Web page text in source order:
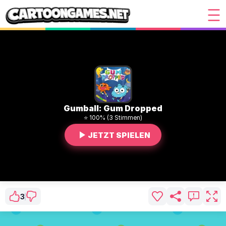
Gumball: Gum Dropped
⭐ 100% (3 Stimmen)
JETZT SPIELEN
3